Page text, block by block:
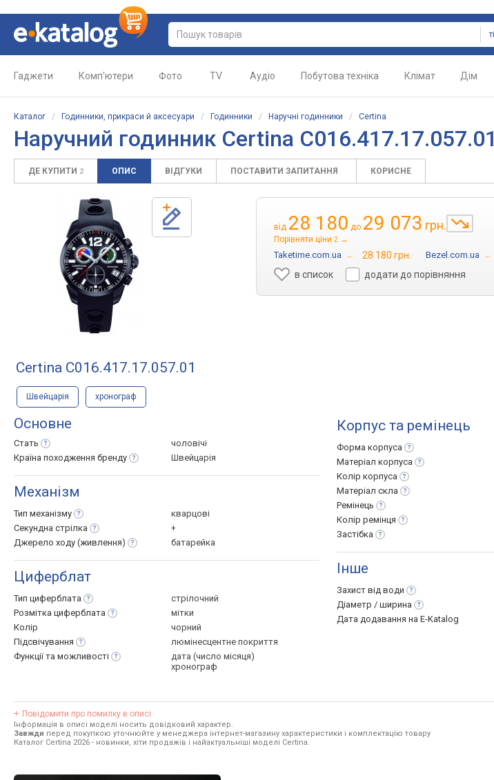
Гаджети Комп'ютери Фото TV Аудіо Побутова техніка Клімат Дім
Каталог / Годинники, прикраси й аксесуари / Годинники / Наручні годинники / Certina
Наручний годинник Certina C016.417.17.057.01
ДЕ КУПИТИ 2 ОПИС ВІДГУКИ ПОСТАВИТИ ЗАПИТАННЯ КОРИСНЕ
від 28 180 до 29 073 грн.
Порівняти ціни 2 →
Taketime.com.ua → 28 180 грн. Bezel.com.ua →
в список
додати до порівняння
Certina C016.417.17.057.01
Швейцарія хронограф
Основне
Стать
чоловічі
Країна походження бренду Швейцарія
Механізм
Тип механізму
кварцові
Секундна стрілка
+
Джерело ходу (живлення) батарейка
Циферблат
Тип циферблата
стрілочний
Розмітка циферблата
мітки
Колір
чорний
Підсвічування
люмінесцентне покриття
Функції та можливості
дата (число місяця)
хронограф
Корпус та ремінець
Форма корпуса
Матеріал корпуса
Колір корпуса
Матеріал скла
Ремінець
Колір ремінця
Застібка
Інше
Захист від води
Діаметр / ширина
Дата додавання на E-Katalog
Повідомити про помилку в описі
Інформація в описі моделі носить довідковий характер.
Завжди перед покупкою уточнюйте у менеджера інтернет-магазину характеристики і комплектацію товару
Каталог Certina 2026 - новинки, хіти продажів і найактуальніші моделі Certina.